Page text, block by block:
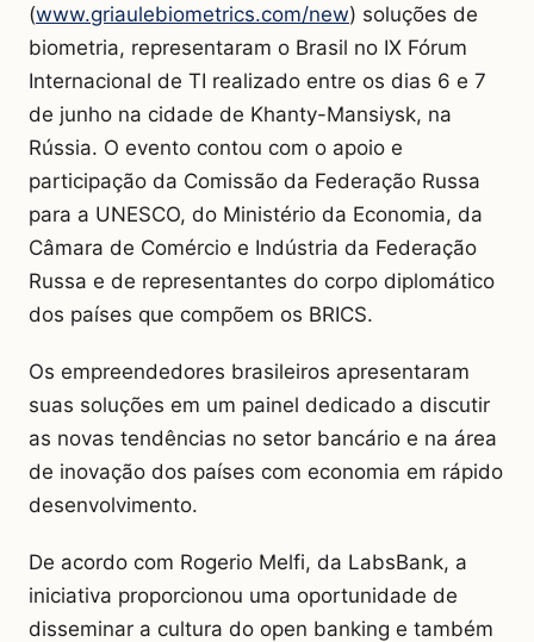
(www.griaulebiometrics.com/new) soluções de
biometria, representaram o Brasil no IX Fórum
Internacional de TI realizado entre os dias 6 e 7
de junho na cidade de Khanty-Mansiysk, na
Rússia. O evento contou com o apoio e
participação da Comissão da Federação Russa
para a UNESCO, do Ministério da Economia, da
Câmara de Comércio e Indústria da Federação
Russa e de representantes do corpo diplomático
dos países que compõem os BRICS.
Os empreendedores brasileiros apresentaram
suas soluções em um painel dedicado a discutir
as novas tendências no setor bancário e na área
de inovação dos países com economia em rápido
desenvolvimento.
De acordo com Rogerio Melfi, da LabsBank, a
iniciativa proporcionou uma oportunidade de
disseminar a cultura do open banking e também